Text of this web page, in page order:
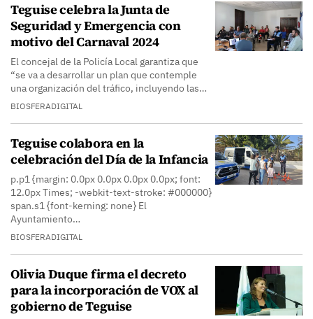
Teguise celebra la Junta de
Seguridad y Emergencia con
motivo del Carnaval 2024
El concejal de la Policía Local garantiza que
“se va a desarrollar un plan que contemple
una organización del tráfico, incluyendo las…
BIOSFERADIGITAL
Teguise colabora en la
celebración del Día de la Infancia
p.p1 {margin: 0.0px 0.0px 0.0px 0.0px; font:
12.0px Times; -webkit-text-stroke: #000000}
span.s1 {font-kerning: none} El
Ayuntamiento…
BIOSFERADIGITAL
Olivia Duque firma el decreto
para la incorporación de VOX al
gobierno de Teguise